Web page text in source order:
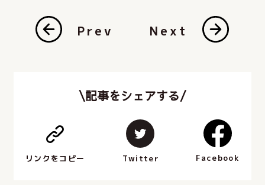
Prev Next
\記事をシェアする/
リンクをコピー Twitter Facebook